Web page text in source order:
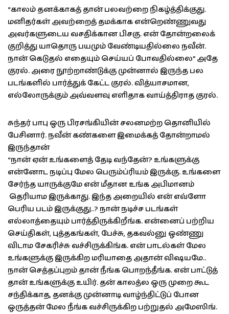
“காலம் தனக்காகத் தான் பலவற்றை நிகழ்த்திக்குது.
மனிதர்கள் அவற்றைத் தமக்காக என்றெண்ணுவது
அவர்களுடைய வசதிக்கான பிசகு. என் தோன்றலைக்
குறித்து யாதொரு பயமும் வேண்டியதில்லை நவீன்.
நான் கெடுதல் எதையும் செய்யப் போவதில்லை” அதே
குரல். அரை நூற்றாண்டுக்கு முன்னால் இருந்த பல
படங்களில் பார்த்துக் கேட்ட குரல். வித்யாசமான,
எல்லோருக்கும் அவ்வளவு எளிதாக வாய்த்திராத குரல்.
சுந்தர் பாபு ஒரு பிரசங்கியின் சலனமற்ற தொனியில்
பேசினார். நவீன் கண்களை இமைக்கத் தோன்றாமல்
இருந்தான்
“நான் ஏன் உங்களைத் தேடி வந்தேன்? உங்களுக்கு
என்னோட நடிப்பு மேல பெரும்ப்ரியம் இருக்கு. உங்களை
சேர்ந்த யாருக்குமே என் மீதான உங்க அபிமானம்
தெரியாம இருக்காது. இந்த அறையில் என் எவ்ளோ
பெரிய படம் இருக்குது..? நான் நடிச்ச படங்கள்
எல்லாத்தையும் பார்த்திருக்கிறீங்க. என்னைப் பற்றிய
செய்திகள், புத்தகங்கள், பேச்சு, தகவல்னு ஒண்ணு
விடாம சேகரிச்சு வச்சிருக்கிங்க. என் பாடல்கள் மேல
உங்களுக்கு இருக்கிற மரியாதை அதான் விஷயமே..
நான் செத்தப்புறம் தான் நீங்க பொறந்தீங்க. என் பாட்டுத்
தான் உங்களுக்கு உயிர். தன் காலத்ல ஒரு முறை கூட
சந்திக்காத, தனக்கு முன்னாடி வாழ்ந்திட்டுப் போன
ஒருத்தன் மேல நீங்க வச்சிருக்கிற பற்றுதல் அமேஸிங்.